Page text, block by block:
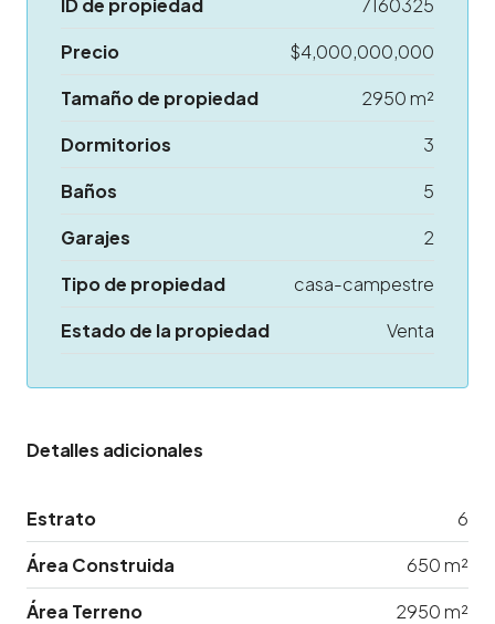
ID de propiedad
7160325
Precio
$4,000,000,000
Tamaño de propiedad
2950 m²
Dormitorios
3
Baños
5
Garajes
2
Tipo de propiedad
casa-campestre
Estado de la propiedad
Venta
Detalles adicionales
Estrato
6
Área Construida
650 m²
Área Terreno
2950 m²